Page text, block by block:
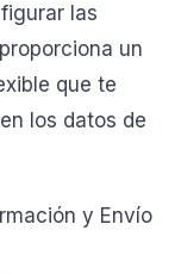
las
un
que te
los datos de
y Envío